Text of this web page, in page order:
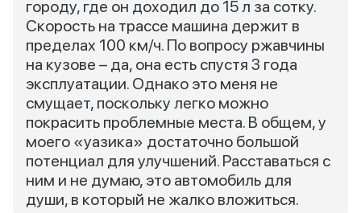
городу, где он доходил до 15 л за сотку.
Скорость на трассе машина держит в
пределах 100 км/ч. По вопросу ржавчины
на кузове – да, она есть спустя 3 года
эксплуатации. Однако это меня не
смущает, поскольку легко можно
покрасить проблемные места. В общем, у
моего «уазика» достаточно большой
потенциал для улучшений. Расставаться с
ним и не думаю, это автомобиль для
души, в который не жалко вложиться.